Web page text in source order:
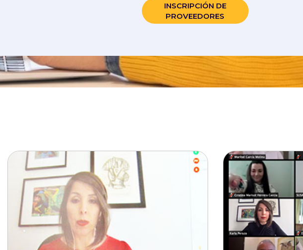
INSCRIPCIÓN DE
PROVEEDORES